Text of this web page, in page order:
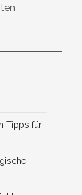
Tipps für